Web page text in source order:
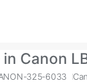
Canon
325-6033